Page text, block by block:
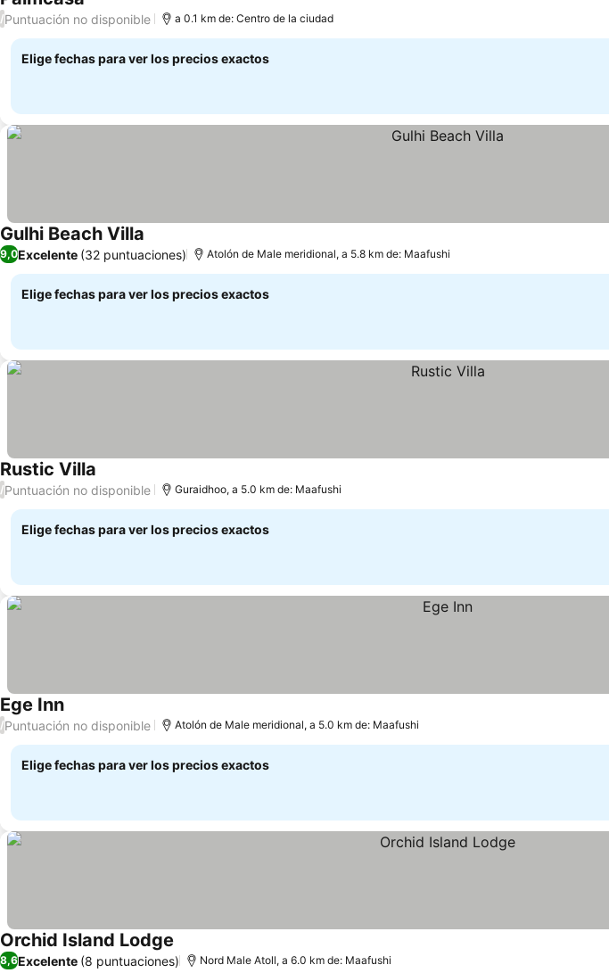
/Puntuación no disponible a 0.1 km de: Centro de la ciudad
Elige fechas para ver los precios exactos
Gulhi Beach Villa
9,0Excelente (32 puntuaciones) Atolón de Male meridional, a 5.8 km de: Maafushi
Elige fechas para ver los precios exactos
Rustic Villa
/Puntuación no disponible Guraidhoo, a 5.0 km de: Maafushi
Elige fechas para ver los precios exactos
Ege Inn
/Puntuación no disponible Atolón de Male meridional, a 5.0 km de: Maafushi
Elige fechas para ver los precios exactos
Orchid Island Lodge
8,6Excelente (8 puntuaciones) Nord Male Atoll, a 6.0 km de: Maafushi